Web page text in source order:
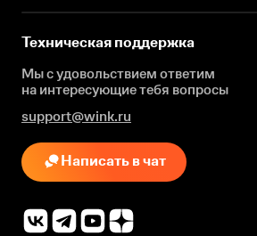
Техническая поддержка
Мы с удовольствием ответим
на интересующиетебя вопросы
support@wink.ru
Написать в чат